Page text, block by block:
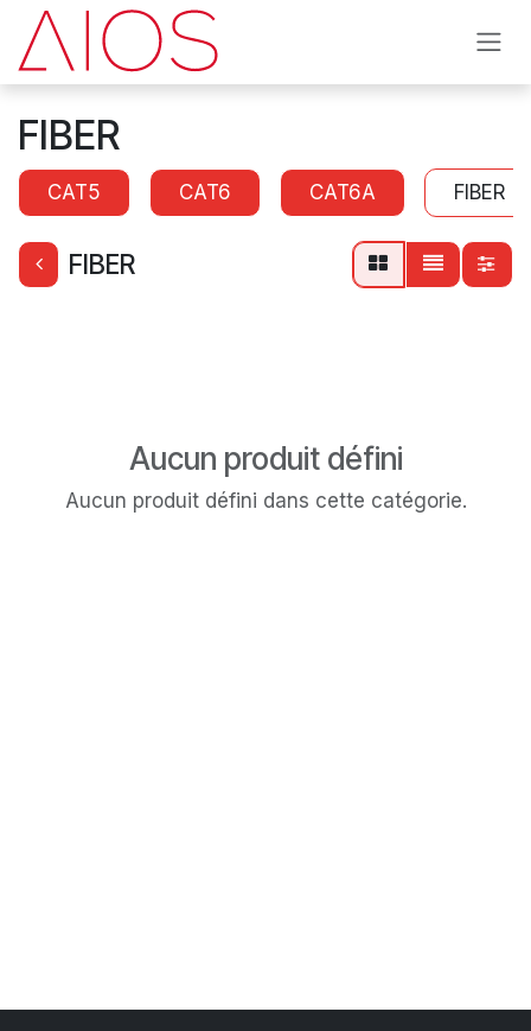
Se rendre au contenu
FIBER
CAT5 CAT6 CAT6A FIBER
FIBER
Aucun produit défini
Aucun produit défini dans cette catégorie.